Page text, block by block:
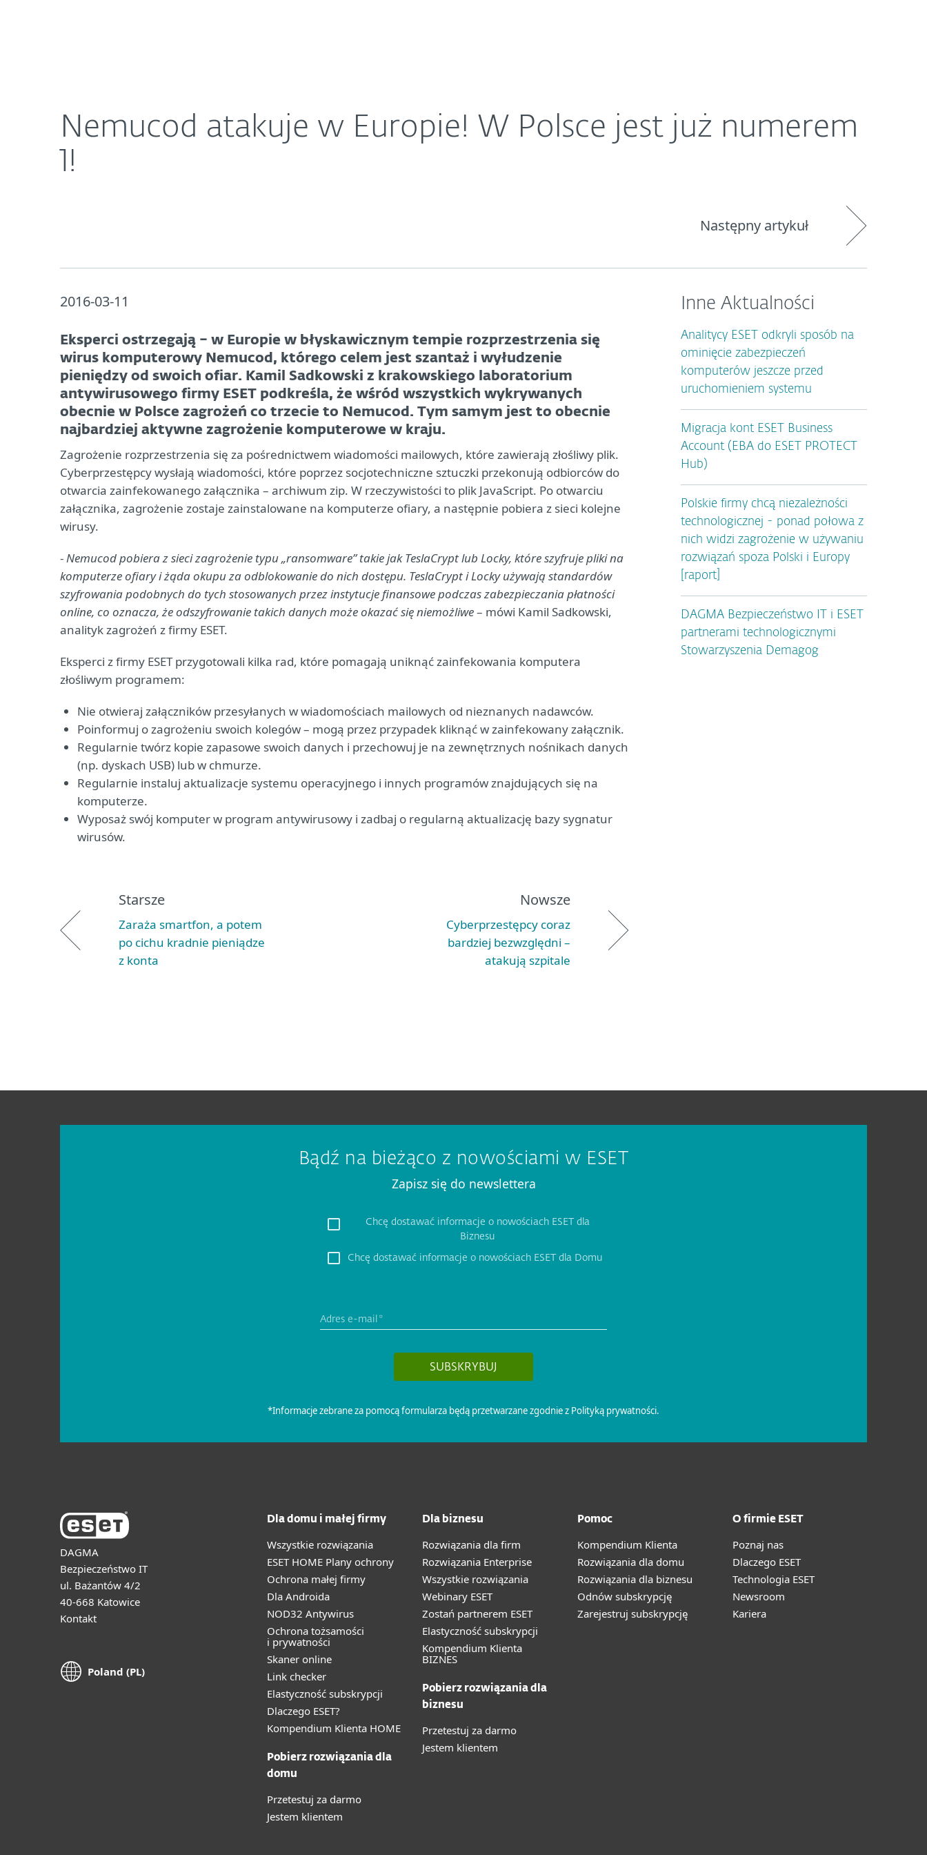
Nemucod atakuje w Europie! W Polsce jest już numerem
1!
Następny artykuł
2016-03-11
Eksperci ostrzegają – w Europie w błyskawicznym tempie rozprzestrzenia się
wirus komputerowy Nemucod, którego celem jest szantaż i wyłudzenie
pieniędzy od swoich ofiar. Kamil Sadkowski z krakowskiego laboratorium
antywirusowego firmy ESET podkreśla, że wśród wszystkich wykrywanych
obecnie w Polsce zagrożeń co trzecie to Nemucod. Tym samym jest to obecnie
najbardziej aktywne zagrożenie komputerowe w kraju.
Zagrożenie rozprzestrzenia się za pośrednictwem wiadomości mailowych, które zawierają złośliwy plik.
Cyberprzestępcy wysłają wiadomości, które poprzez socjotechniczne sztuczki przekonują odbiorców do
otwarcia zainfekowanego załącznika – archiwum zip. W rzeczywistości to plik JavaScript. Po otwarciu
załącznika, zagrożenie zostaje zainstalowane na komputerze ofiary, a następnie pobiera z sieci kolejne
wirusy.
-Nemucod pobiera z sieci zagrożenie typu „ransomware” takie jak TeslaCrypt lub Locky, które szyfruje pliki na
komputerze ofiary i żąda okupu za odblokowanie do nich dostępu. TeslaCrypt i Locky używają standardów
szyfrowania podobnych do tych stosowanych przez instytucje finansowe podczas zabezpieczania płatności
online, co oznacza, że odszyfrowanie takich danych może okazać się niemożliwe– mówi Kamil Sadkowski,
analityk zagrożeń z firmy ESET.
Eksperci z firmy ESET przygotowali kilka rad, które pomagają uniknąć zainfekowania komputera
złośliwym programem:
Nie otwieraj załączników przesyłanych w wiadomościach mailowych od nieznanych nadawców.
Poinformuj o zagrożeniu swoich kolegów – mogą przez przypadek kliknąć w zainfekowany załącznik.
Regularnie twórz kopie zapasowe swoich danych i przechowuj je na zewnętrznych nośnikach danych
(np. dyskach USB) lub w chmurze.
Regularnie instaluj aktualizacje systemu operacyjnego i innych programów znajdujących się na
komputerze.
Wyposaż swój komputer w program antywirusowy i zadbaj o regularną aktualizację bazy sygnatur
wirusów.
Starsze
Zaraża smartfon, a potem
po cichu kradnie pieniądze
z konta
Nowsze
Cyberprzestępcy coraz
bardziej bezwzględni –
atakują szpitale
Inne Aktualności
Analitycy ESET odkryli sposób na
ominięcie zabezpieczeń
komputerów jeszcze przed
uruchomieniem systemu
Migracja kont ESET Business
Account (EBA do ESET PROTECT
Hub)
Polskie firmy chcą niezależności
technologicznej - ponad połowa z
nich widzi zagrożenie w używaniu
rozwiązań spoza Polski i Europy
[raport]
DAGMA Bezpieczeństwo IT i ESET
partnerami technologicznymi
Stowarzyszenia Demagog
DAGMA
Bezpieczeństwo IT
ul. Bażantów 4/2
40-668 Katowice
Kontakt
Poland (PL)
Dla domu i małej firmy
Wszystkie rozwiązania
ESET HOME Plany ochrony
Ochrona małej firmy
Dla Androida
NOD32 Antywirus
Ochrona tożsamości
i prywatności
Skaner online
Link checker
Elastyczność subskrypcji
Dlaczego ESET?
Kompendium Klienta HOME
Pobierz rozwiązania dla
domu
Przetestuj za darmo
Jestem klientem
Dla biznesu
Rozwiązania dla firm
Rozwiązania Enterprise
Wszystkie rozwiązania
Webinary ESET
Zostań partnerem ESET
Elastyczność subskrypcji
Kompendium Klienta
BIZNES
Pobierz rozwiązania dla
biznesu
Przetestuj za darmo
Jestem klientem
Pomoc
Kompendium Klienta
Rozwiązania dla domu
Rozwiązania dla biznesu
Odnów subskrypcję
Zarejestruj subskrypcję
O firmie ESET
Poznaj nas
Dlaczego ESET
Technologia ESET
Newsroom
Kariera